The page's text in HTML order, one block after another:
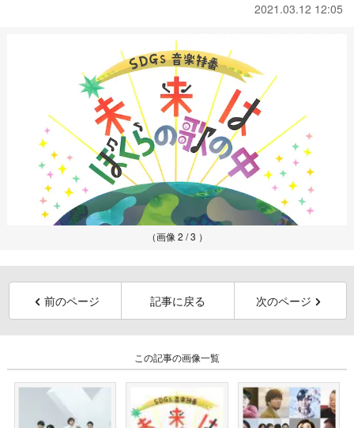
2021.03.12 12:05
（画像 2 / 3 ）
前のページ 記事に戻る 次のページ
この記事の画像一覧